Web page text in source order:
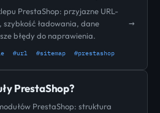
PrestaShop: przyjazne URL-
ładowania, dane
błędy do naprawienia.
#url #sitemap #prestashop
→
PrestaShop?
PrestaShop: struktura